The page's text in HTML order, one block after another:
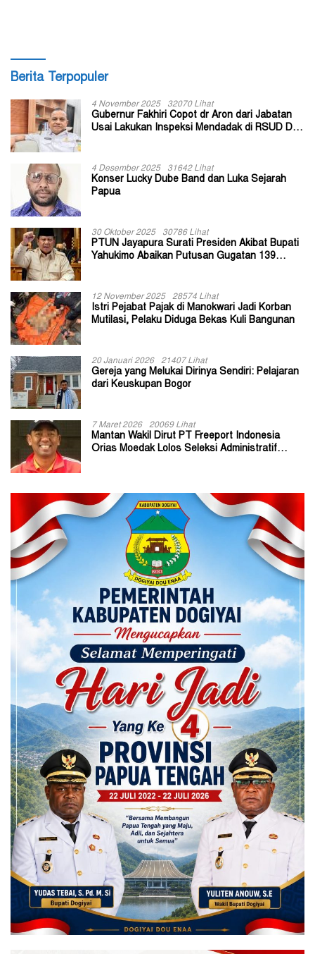
Berita Terpopuler
4 November 2025 32070 Lihat
Gubernur Fakhiri Copot dr Aron dari Jabatan
Usai Lakukan Inspeksi Mendadak di RSUD Dok
4 Desember 2025 31642 Lihat
Konser Lucky Dube Band dan Luka Sejarah
Papua
30 Oktober 2025 30786 Lihat
PTUN Jayapura Surati Presiden Akibat Bupati
Yahukimo Abaikan Putusan Gugatan 139
12 November 2025 28574 Lihat
Istri Pejabat Pajak di Manokwari Jadi Korban
Mutilasi, Pelaku Diduga Bekas Kuli Bangunan
20 Januari 2026 21407 Lihat
Gereja yang Melukai Dirinya Sendiri: Pelajaran
dari Keuskupan Bogor
7 Maret 2026 20069 Lihat
Mantan Wakil Dirut PT Freeport Indonesia
Orias Moedak Lolos Seleksi Administratif